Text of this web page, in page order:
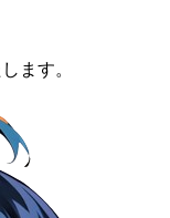
ます。